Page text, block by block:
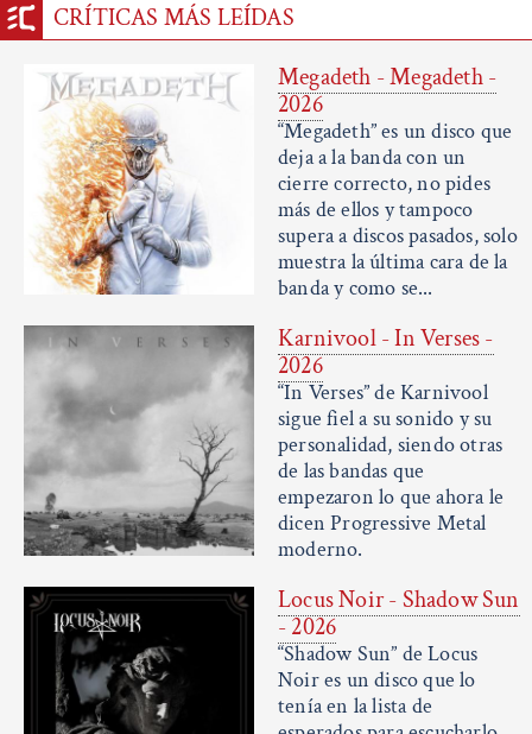
CRÍTICAS MÁS LEÍDAS
Megadeth - Megadeth -
2026
“Megadeth” es un disco que
deja a la banda con un
cierre correcto, no pides
más de ellos y tampoco
supera a discos pasados, solo
muestra la última cara de la
banda y como se...
Karnivool - In Verses -
2026
“In Verses” de Karnivool
sigue fiel a su sonido y su
personalidad, siendo otras
de las bandas que
empezaron lo que ahora le
dicen Progressive Metal
moderno.
Locus Noir - Shadow Sun
- 2026
“Shadow Sun” de Locus
Noir es un disco que lo
tenía en la lista de